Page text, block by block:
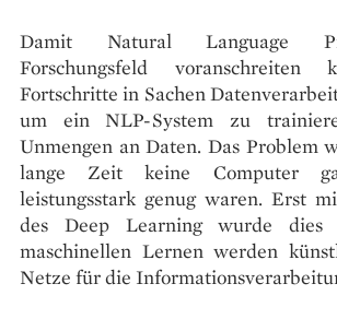
Damit Natural Language
Forschungsfeld voranschreiten
Fortschritte in Sachen
um ein NLP-System zu
Unmengen an Daten. Das Problem
lange Zeit keine Computer
leistungsstark genug waren. Erst
des Deep Learning wurde dies
maschinellen Lernen werden
Netze für die